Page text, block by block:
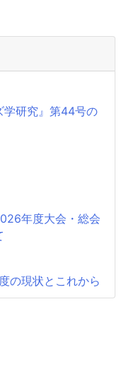
学研究』第44号の
年度大会・総会
の現状とこれから